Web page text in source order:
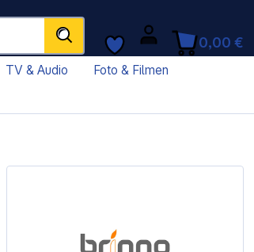
0,00 €
TV & Audio
Foto & Filmen